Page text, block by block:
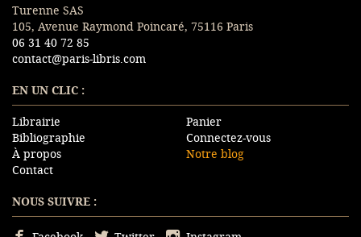
Turenne SAS
105, Avenue Raymond Poincaré, 75116 Paris
06 31 40 72 85
contact@paris-libris.com
EN UN CLIC :
Librairie
Bibliographie
À propos
Contact
Panier
Connectez-vous
Notre blog
NOUS SUIVRE :